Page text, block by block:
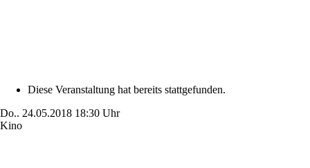
Diese Veranstaltung hat bereits stattgefunden.
Do.. 24.05.2018 18:30 Uhr
Kino